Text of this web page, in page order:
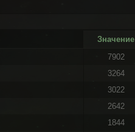
Значение
7902
3264
3022
2642
1844